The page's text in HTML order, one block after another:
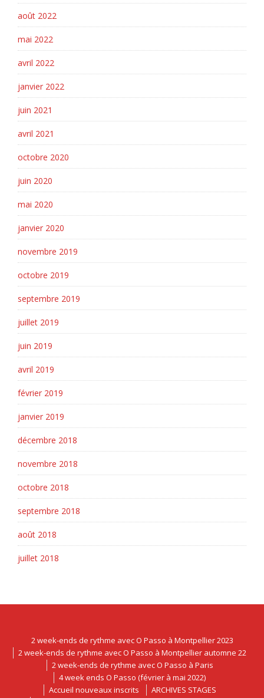
août 2022
mai 2022
avril 2022
janvier 2022
juin 2021
avril 2021
octobre 2020
juin 2020
mai 2020
janvier 2020
novembre 2019
octobre 2019
septembre 2019
juillet 2019
juin 2019
avril 2019
février 2019
janvier 2019
décembre 2018
novembre 2018
octobre 2018
septembre 2018
août 2018
juillet 2018
2 week-ends de rythme avec O Passo à Montpellier 2023
2 week-ends de rythme avec O Passo à Montpellier automne 22
2 week-ends de rythme avec O Passo à Paris
4 week ends O Passo (février à mai 2022)
Accueil nouveaux inscrits
ARCHIVES STAGES